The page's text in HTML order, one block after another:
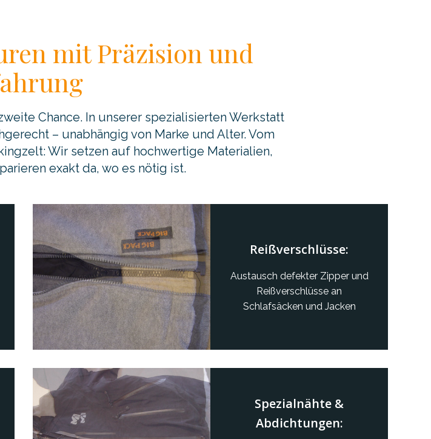
mit Präzision und
Chance. In unserer spezialisierten Werkstatt
– unabhängig von Marke und Alter. Vom
Wir setzen auf hochwertige Materialien,
exakt da, wo es nötig ist.
Reißverschlüsse:
Austausch defekter Zipper und
Reißverschlüsse an
Schlafsäcken und Jacken
Spezialnähte &
Abdichtungen: